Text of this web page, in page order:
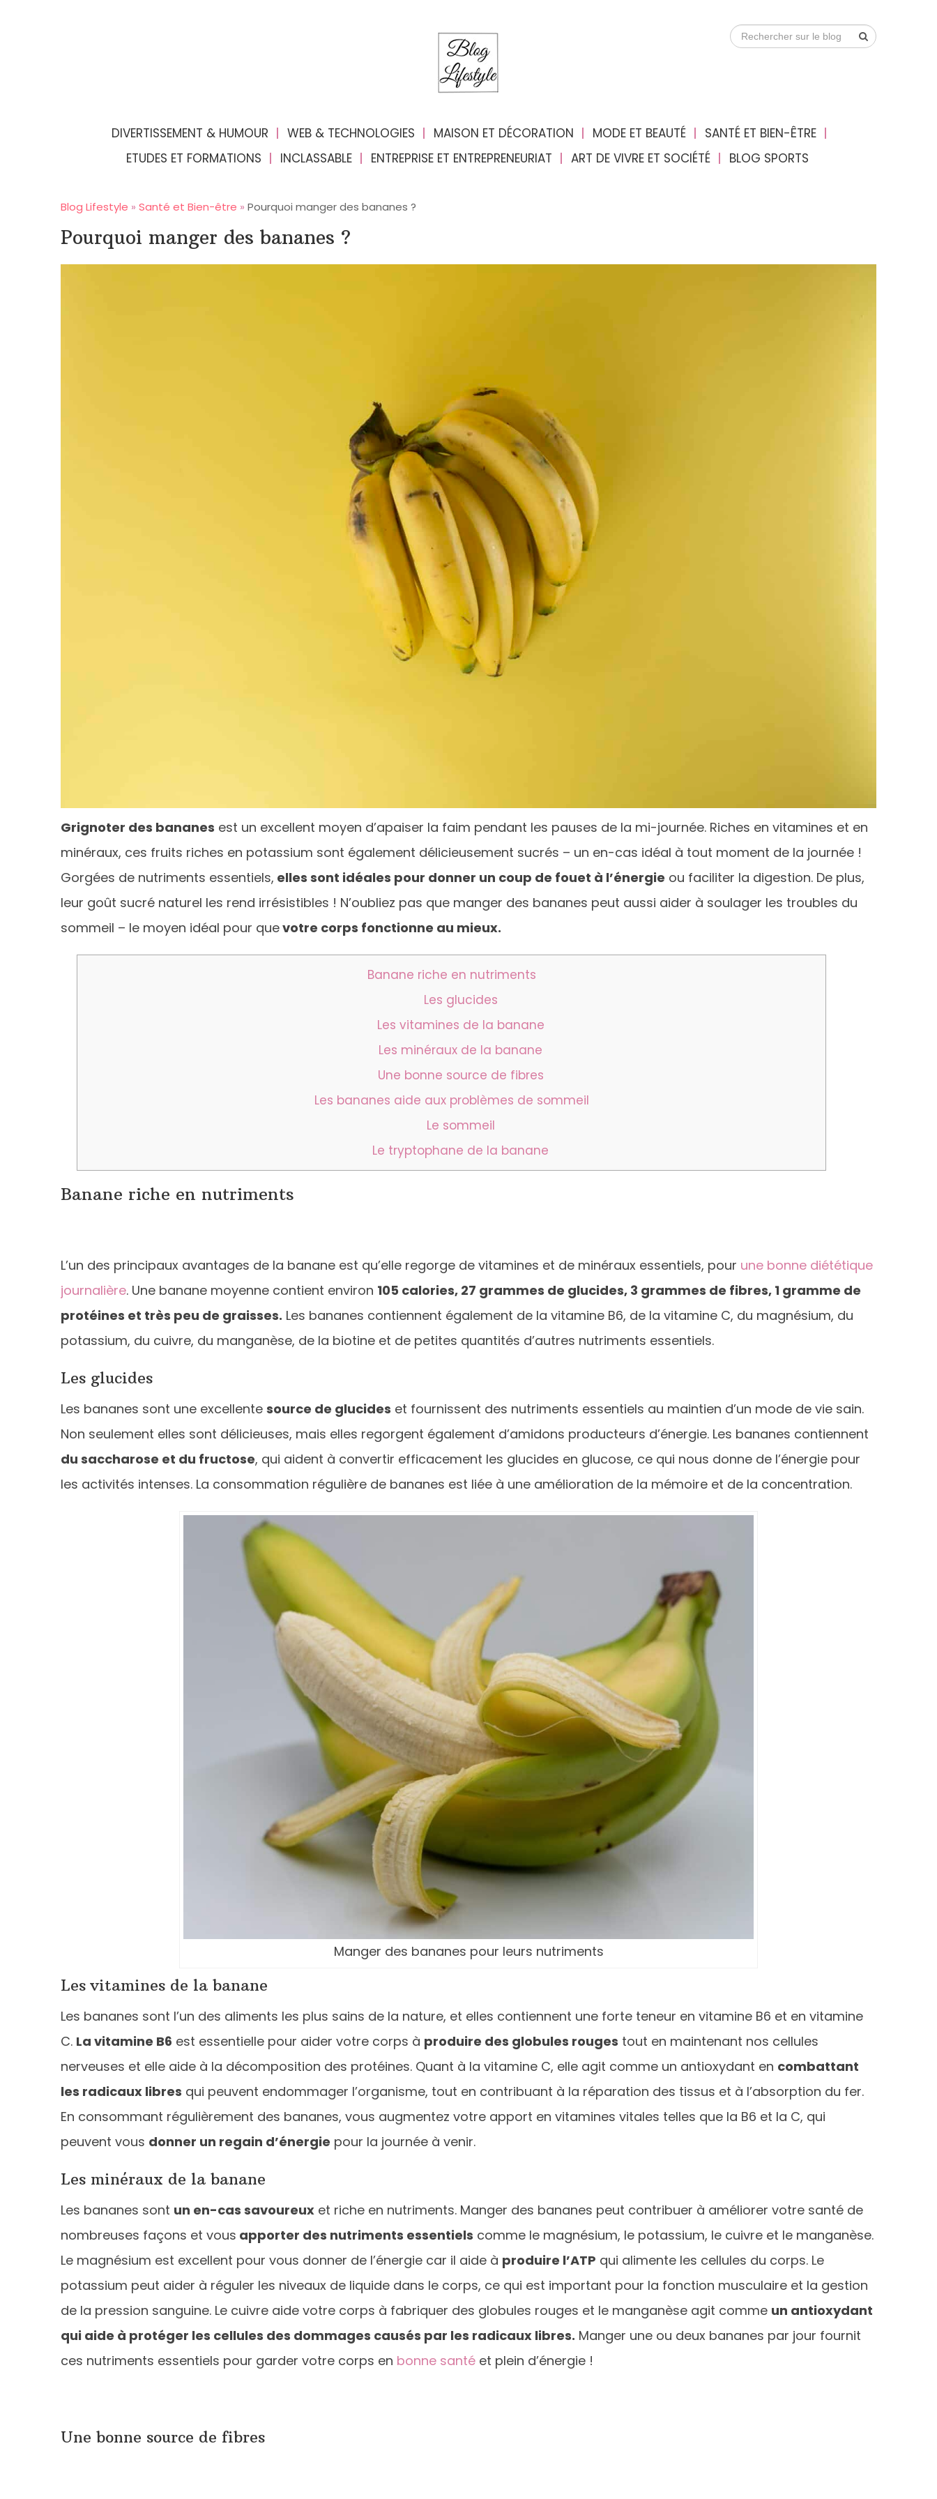
DIVERTISSEMENT & HUMOUR WEB & TECHNOLOGIES MAISON ET DÉCORATION MODE ET BEAUTÉ
SANTÉ ET BIEN-ÊTRE
ETUDES ET FORMATIONS
INCLASSABLE ENTREPRISE ET ENTREPRENEURIAT ART DE VIVRE ET SOCIÉTÉ BLOG SPORTS
Blog Lifestyle » Santé et Bien-être » Pourquoi manger des bananes ?
Pourquoi manger des bananes ?
Grignoter des bananes est un excellent moyen d’apaiser la faim pendant les pauses de la mi-journée. Riches en vitamines et en
minéraux, ces fruits riches en potassium sont également délicieusement sucrés – un en-cas idéal à tout moment de la journée !
Gorgées de nutriments essentiels, elles sont idéales pour donner un coup de fouet à l’énergie ou faciliter la digestion. De plus,
leur goût sucré naturel les rend irrésistibles ! N’oubliez pas que manger des bananes peut aussi aider à soulager les troubles du
sommeil – le moyen idéal pour quevotre corps fonctionne au mieux.
Banane riche en nutriments
Les glucides
Les vitamines de la banane
Les minéraux de la banane
Une bonne source de fibres
Les bananes aide aux problèmes de sommeil
Le sommeil
Le tryptophane de la banane
Banane riche en nutriments
L’un des principaux avantages de la banane est qu’elle regorge de vitamines et de minéraux essentiels, pour une bonne diététique
journalière. Une banane moyenne contient environ 105 calories, 27 grammes de glucides, 3 grammes de fibres, 1 gramme de
protéines et très peu de graisses. Les bananes contiennent également de la vitamine B6, de la vitamine C, du magnésium, du
potassium, du cuivre, du manganèse, de la biotine et de petites quantités d’autres nutriments essentiels.
Les glucides
Les bananes sont une excellente source de glucides et fournissent des nutriments essentiels au maintien d’un mode de vie sain.
Non seulement elles sont délicieuses, mais elles regorgent également d’amidons producteurs d’énergie. Les bananes contiennent
du saccharose et du fructose, qui aident à convertir efficacement les glucides en glucose, ce qui nous donne de l’énergie pour
les activités intenses. La consommation régulière de bananes est liée à une amélioration de la mémoire et de la concentration.
Manger des bananes pour leurs nutriments
Les vitamines de la banane
Les bananes sont l’un des aliments les plus sains de la nature, et elles contiennent une forte teneur en vitamine B6 et en vitamine
C. La vitamine B6 est essentielle pour aider votre corps à produire des globules rouges tout en maintenant nos cellules
nerveuses et elle aide à la décomposition des protéines. Quant à la vitamine C, elle agit comme un antioxydant en combattant
les radicaux libres qui peuvent endommager l’organisme, tout en contribuant à la réparation des tissus et à l’absorption du fer.
En consommant régulièrement des bananes, vous augmentez votre apport en vitamines vitales telles que la B6 et la C, qui
peuvent vous donner un regain d’énergie pour la journée à venir.
Les minéraux de la banane
Les bananes sont un en-cas savoureux et riche en nutriments. Manger des bananes peut contribuer à améliorer votre santé de
nombreuses façons et vous apporter des nutriments essentiels comme le magnésium, le potassium, le cuivre et le manganèse.
Le magnésium est excellent pour vous donner de l’énergie car il aide à produire l’ATP qui alimente les cellules du corps. Le
potassium peut aider à réguler les niveaux de liquide dans le corps, ce qui est important pour la fonction musculaire et la gestion
de la pression sanguine. Le cuivre aide votre corps à fabriquer des globules rouges et le manganèse agit comme un antioxydant
qui aide à protéger les cellules des dommages causés par les radicaux libres. Manger une ou deux bananes par jour fournit
ces nutriments essentiels pour garder votre corps en bonne santé et plein d’énergie !
Une bonne source de fibres